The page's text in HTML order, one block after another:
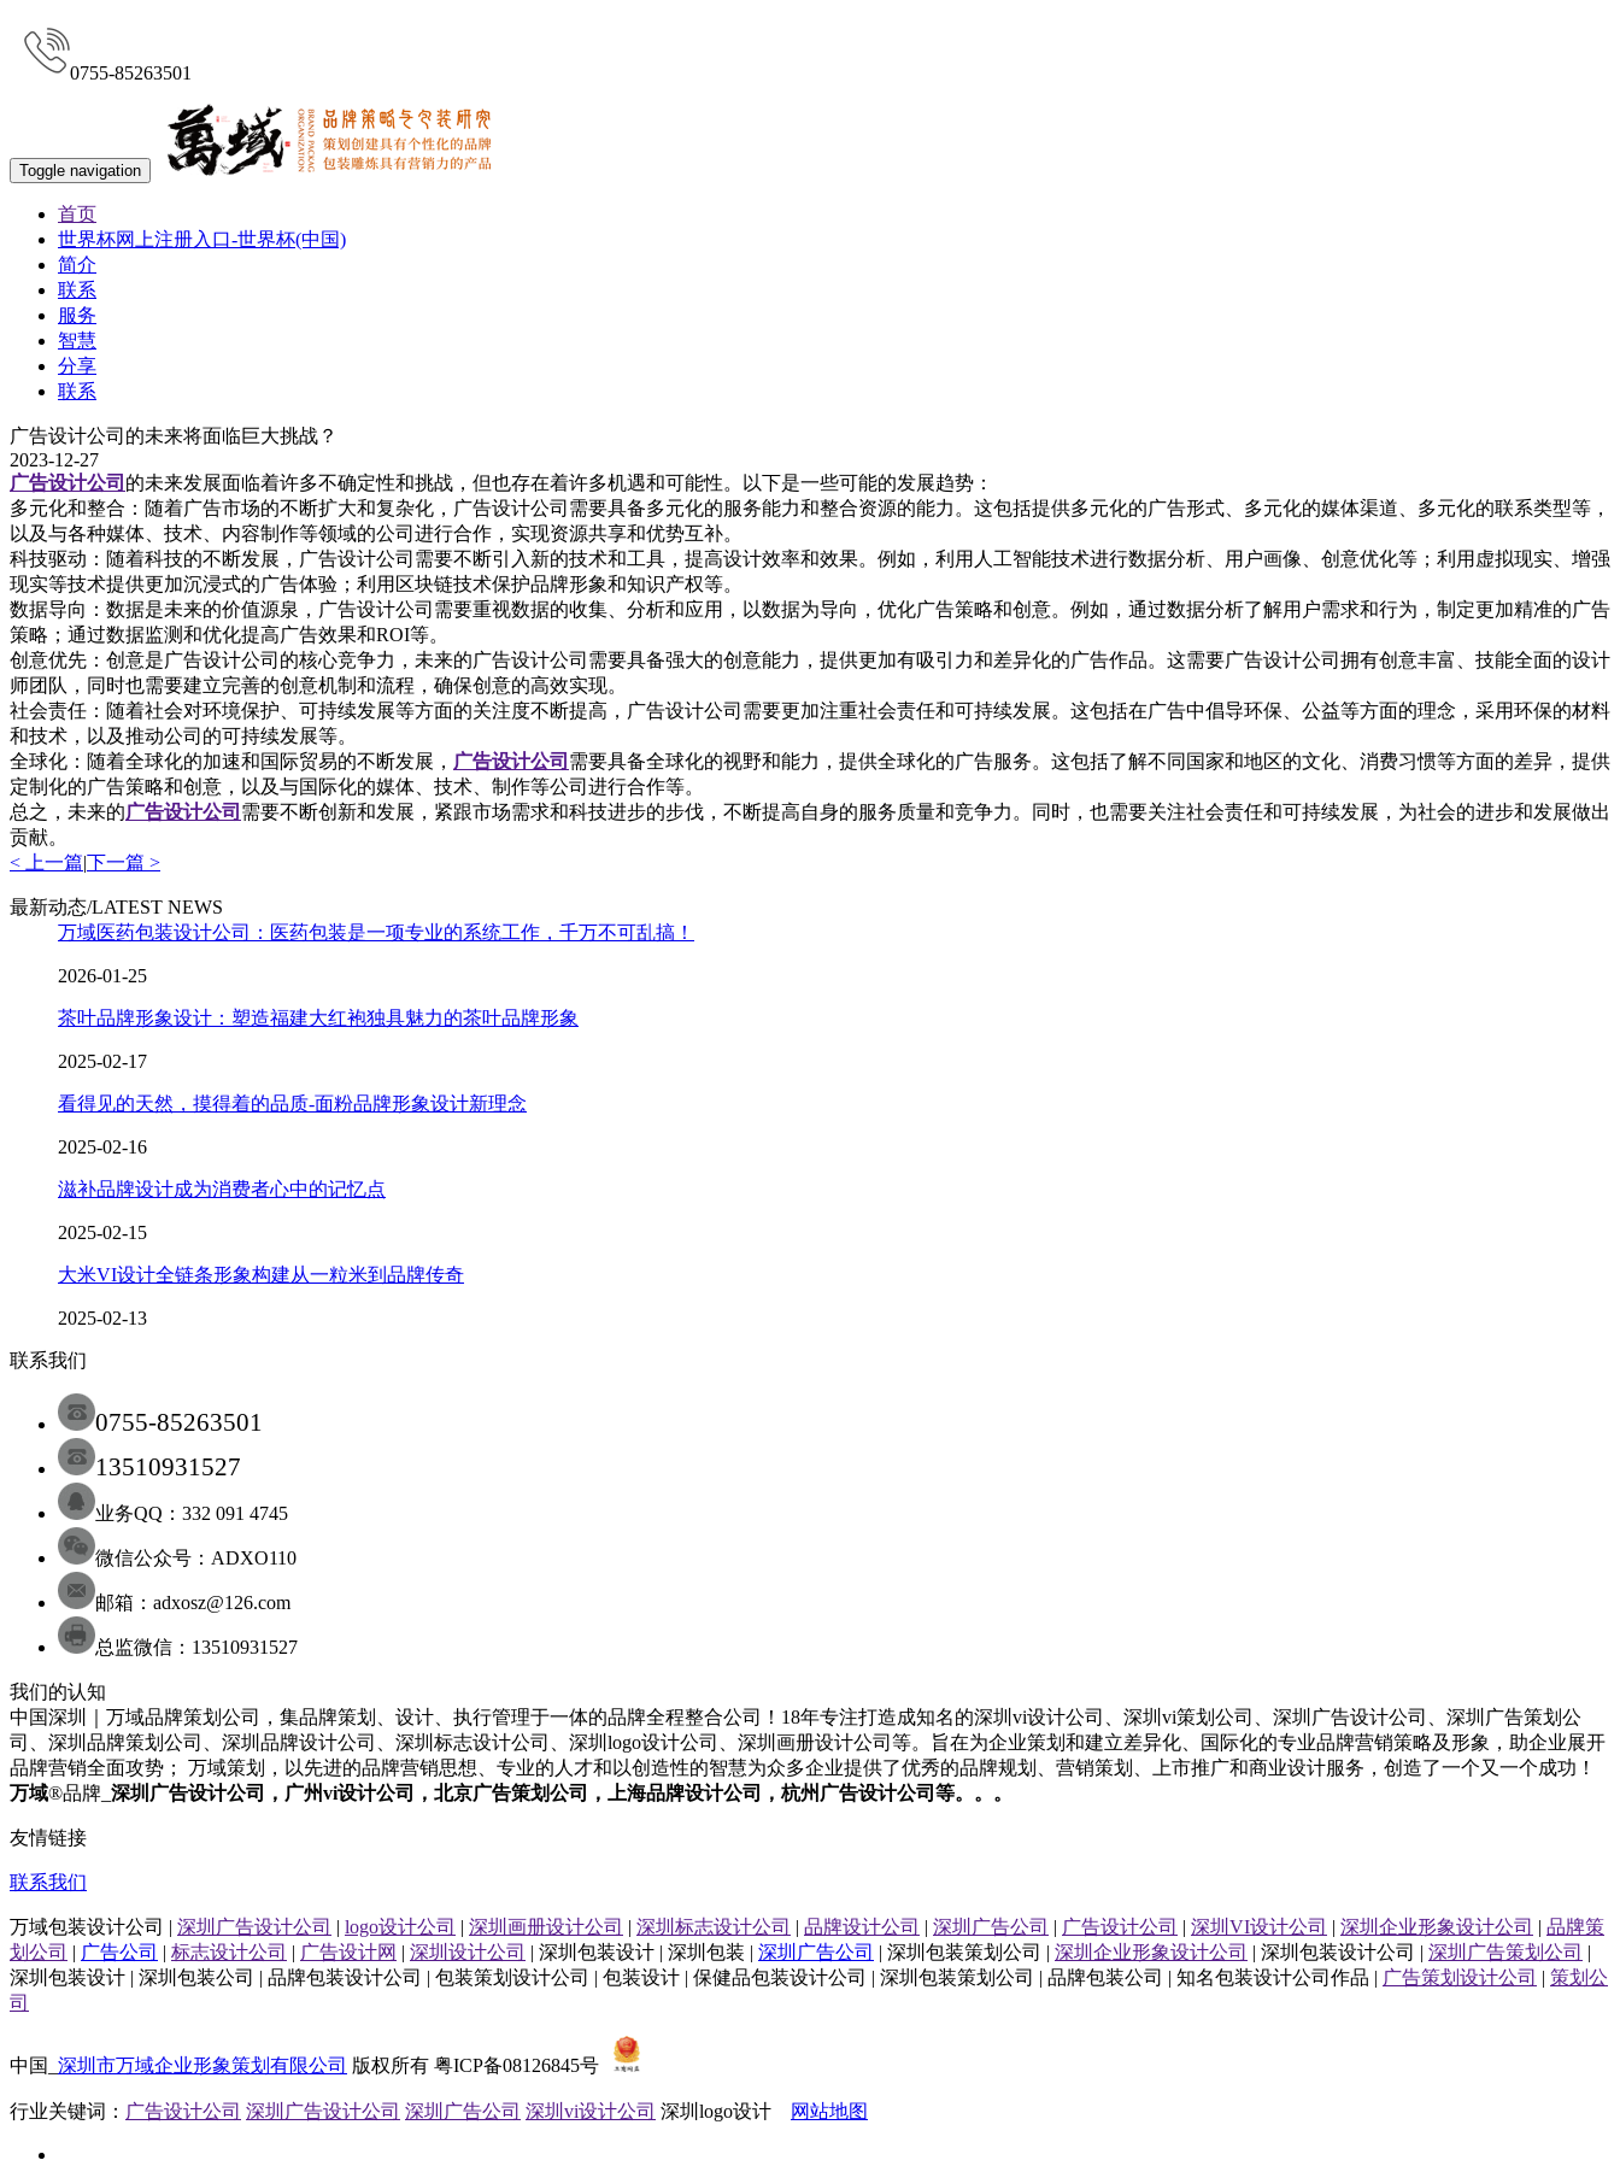
0755-85263501
Toggle navigation
首页
世界杯网上注册入口-世界杯(中国)
简介
联系
服务
智慧
分享
联系
广告设计公司的未来将面临巨大挑战？
2023-12-27
广告设计公司 的未来发展面临着许多不确定性和挑战，但也存在着许多机遇和可能性。以下是一些可能的发展趋势：
多元化和整合：随着广告市场的不断扩大和复杂化，广告设计公司需要具备多元化的服务能力和整合资源的能力。这包括提供多元化的广告形式、多元化的媒体渠道、多元化的联系类型等，
以及与各种媒体、技术、内容制作等领域的公司进行合作，实现资源共享和优势互补。
科技驱动：随着科技的不断发展，广告设计公司需要不断引入新的技术和工具，提高设计效率和效果。例如，利用人工智能技术进行数据分析、用户画像、创意优化等；利用虚拟现实、增强
现实等技术提供更加沉浸式的广告体验；利用区块链技术保护品牌形象和知识产权等。
数据导向：数据是未来的价值源泉，广告设计公司需要重视数据的收集、分析和应用，以数据为导向，优化广告策略和创意。例如，通过数据分析了解用户需求和行为，制定更加精准的广告
策略；通过数据监测和优化提高广告效果和ROI等。
创意优先：创意是广告设计公司的核心竞争力，未来的广告设计公司需要具备强大的创意能力，提供更加有吸引力和差异化的广告作品。这需要广告设计公司拥有创意丰富、技能全面的设计
师团队，同时也需要建立完善的创意机制和流程，确保创意的高效实现。
社会责任：随着社会对环境保护、可持续发展等方面的关注度不断提高，广告设计公司需要更加注重社会责任和可持续发展。这包括在广告中倡导环保、公益等方面的理念，采用环保的材料
和技术，以及推动公司的可持续发展等。
全球化：随着全球化的加速和国际贸易的不断发展， 广告设计公司 需要具备全球化的视野和能力，提供全球化的广告服务。这包括了解不同国家和地区的文化、消费习惯等方面的差异，提供
定制化的广告策略和创意，以及与国际化的媒体、技术、制作等公司进行合作等。
总之，未来的广告设计公司 需要不断创新和发展，紧跟市场需求和科技进步的步伐，不断提高自身的服务质量和竞争力。同时，也需要关注社会责任和可持续发展，为社会的进步和发展做出
贡献。
< 上一篇|下一篇 >
最新动态/LATEST NEWS
万域医药包装设计公司：医药包装是一项专业的系统工作，千万不可乱搞！
2026-01-25
茶叶品牌形象设计：塑造福建大红袍独具魅力的茶叶品牌形象
2025-02-17
看得见的天然，摸得着的品质-面粉品牌形象设计新理念
2025-02-16
滋补品牌设计成为消费者心中的记忆点
2025-02-15
大米VI设计全链条形象构建从一粒米到品牌传奇
2025-02-13
联系我们
0755-85263501
13510931527
业务QQ：332 091 4745
微信公众号：ADXO110
邮箱：adxosz@126.com
总监微信：13510931527
我们的认知
中国深圳｜万域品牌策划公司，集品牌策划、设计、执行管理于一体的品牌全程整合公司！18年专注打造成知名的深圳 vi设计公司 深圳 vi策划 公司 深圳 广告设计公司 深圳 广告策划 公
司
深圳 品牌策划 公司 深圳 品牌设计公司 深圳 标志设计公司 深圳 logo设计公司 深圳 画册设计公司 等。旨在为企业策划和建立差异化、国际化的专业品牌营销策略及形象，助企业展开
品牌营销全面攻势； 万域策划，以先进的品牌营销思想、专业的人才和以创造性的智慧为众多企业提供了优秀的品牌规划、营销策划、上市推广和商业设计服务， 创造了一个又一个成功！
万域®品牌_ 深圳 广告设计公司 ，广州vi设计公司 ，北京广告策划公司 ，上海品牌设计公司 ，杭州 广告设计公司等。。。
友情链接
联系我们
万域包装设计公司 | 深圳广告设计公司 | logo设计公司 | 深圳画册设计公司 | 深圳标志设计公司 | 品牌设计公司 | 深圳广告公司 | 广告设计公司 | 深圳VI设计公司 | 深圳企业形象设计公司 | 品牌策
划公司 | 广告公司 | 标志设计公司 | 广告设计网 | 深圳设计公司 | 深圳包装设计 | 深圳包装 | 深圳广告公司 | 深圳包装策划公司 | 深圳企业形象设计公司 | 深圳包装设计公司 | 深圳广告策划公司 |
深圳包装设计 | 深圳包装公司 | 品牌包装设计公司 | 包装策划设计公司 | 包装设计 | 保健品包装设计公司 | 深圳包装策划公司 | 品牌包装公司 | 知名包装设计公司作品 | 广告策划设计公司 | 策划公
司
中国_ 深圳市万域企业形象策划有限公司 版权所有 粤ICP备08126845号
行业关键词： 广告设计公司 深圳广告设计公司 深圳广告公司 深圳vi设计公司 深圳logo设计 网站地图